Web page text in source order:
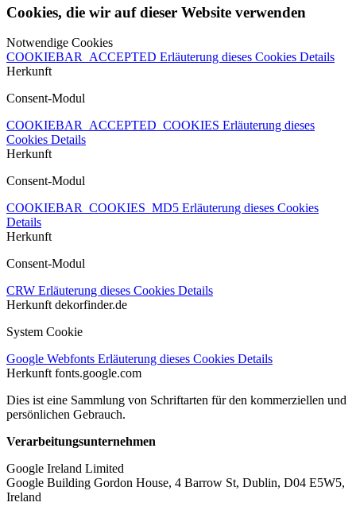
Cookies, die wir auf dieser Website verwenden
Notwendige Cookies
COOKIEBAR_ACCEPTED Erläuterung dieses Cookies Details
Herkunft
Consent-Modul
COOKIEBAR_ACCEPTED_COOKIES Erläuterung dieses
Cookies Details
Herkunft
Consent-Modul
COOKIEBAR_COOKIES_MD5 Erläuterung dieses Cookies
Details
Herkunft
Consent-Modul
CRW Erläuterung dieses Cookies Details
Herkunft dekorfinder.de
System Cookie
Google Webfonts Erläuterung dieses Cookies Details
Herkunft fonts.google.com
Dies ist eine Sammlung von Schriftarten für den kommerziellen und
persönlichen Gebrauch.
Verarbeitungsunternehmen
Google Ireland Limited
Google Building Gordon House, 4 Barrow St, Dublin, D04 E5W5,
Ireland